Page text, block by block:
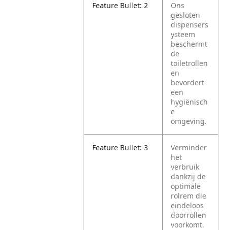
Feature Bullet: 2
Ons
gesloten
dispensers
ysteem
beschermt
de
toiletrollen
en
bevordert
een
hygiënisch
e
omgeving.
Feature Bullet: 3
Verminder
het
verbruik
dankzij de
optimale
rolrem die
eindeloos
doorrollen
voorkomt.